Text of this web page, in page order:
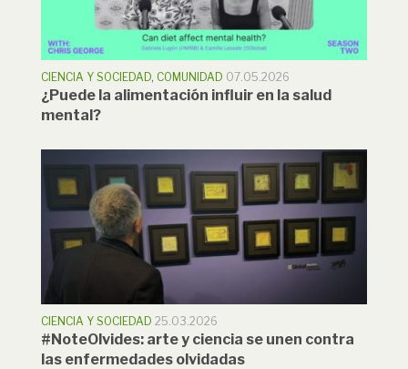
CIENCIA Y SOCIEDAD, COMUNIDAD 07.05.2026
¿Puede la alimentación influir en la salud
mental?
CIENCIA Y SOCIEDAD 25.03.2026
#NoteOlvides: arte y ciencia se unen contra
las enfermedades olvidadas